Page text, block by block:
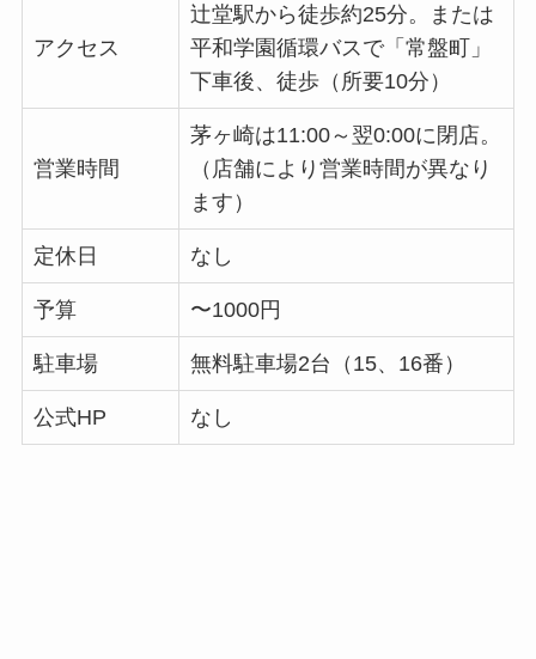
アクセス
辻堂駅から徒歩約25分。または
平和学園循環バスで「常盤町」
下車後、徒歩（所要10分）
営業時間
茅ヶ崎は11:00～翌0:00に閉店。
（店舗により営業時間が異なり
ます）
定休日 なし
予算 〜1000円
駐車場 無料駐車場2台（15、16番）
公式HP なし